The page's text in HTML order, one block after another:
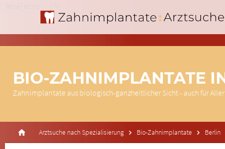
'; }else{ echo '
'; } ?>
BIO-ZAHNIMPLANTATE
Zahnimplantate aus biologisch-ganzheitlicher Sicht - auch für
Arztsuche nach Spezialisierung Bio-Zahnimplantate Berlin